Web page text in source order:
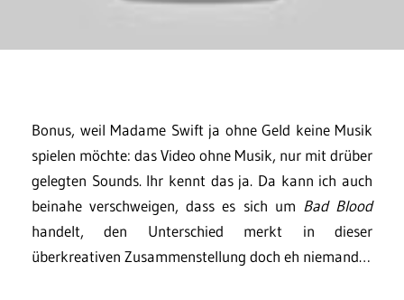
Bonus, weil Madame Swift ja ohne Geld keine Musik
spielen möchte: das Video ohne Musik, nur mit drüber
gelegten Sounds. Ihr kennt das ja. Da kann ich auch
beinahe verschweigen, dass es sich um Bad Blood
handelt, den Unterschied merkt in dieser
überkreativen Zusammenstellung doch eh niemand…